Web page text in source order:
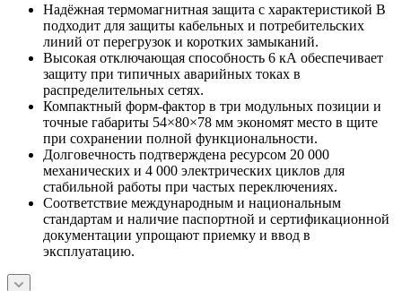
Надёжная термомагнитная защита с характеристикой B
подходит для защиты кабельных и потребительских
линий от перегрузок и коротких замыканий.
Высокая отключающая способность 6 кА обеспечивает
защиту при типичных аварийных токах в
распределительных сетях.
Компактный форм‑фактор в три модульных позиции и
точные габариты 54×80×78 мм экономят место в щите
при сохранении полной функциональности.
Долговечность подтверждена ресурсом 20 000
механических и 4 000 электрических циклов для
стабильной работы при частых переключениях.
Соответствие международным и национальным
стандартам и наличие паспортной и сертификационной
документации упрощают приемку и ввод в
эксплуатацию.